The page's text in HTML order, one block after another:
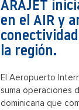
ARAJET
en el AIR y
la región.
El Aeropuerto
suma operaciones
dominicana que